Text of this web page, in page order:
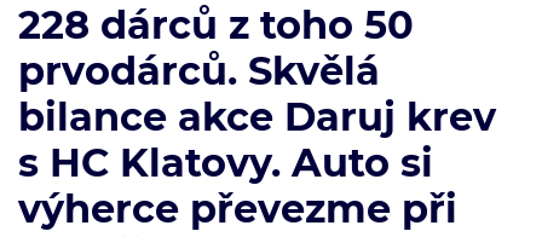
228 dárců z toho 50
prvodárců. Skvělá
bilance akce Daruj krev
s HC Klatovy. Auto si
výherce převezme při